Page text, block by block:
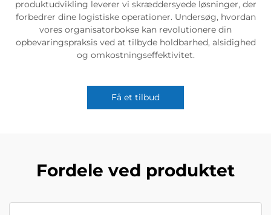
produktudvikling leverer vi skræddersyede løsninger, der
forbedrer dine logistiske operationer. Undersøg, hvordan
vores organisatorbokse kan revolutionere din
opbevaringspraksis ved at tilbyde holdbarhed, alsidighed
og omkostningseffektivitet.
Få et tilbud
Fordele ved produktet